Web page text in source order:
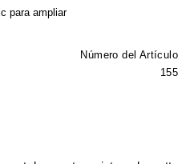
para ampliar
Número del Artículo
155